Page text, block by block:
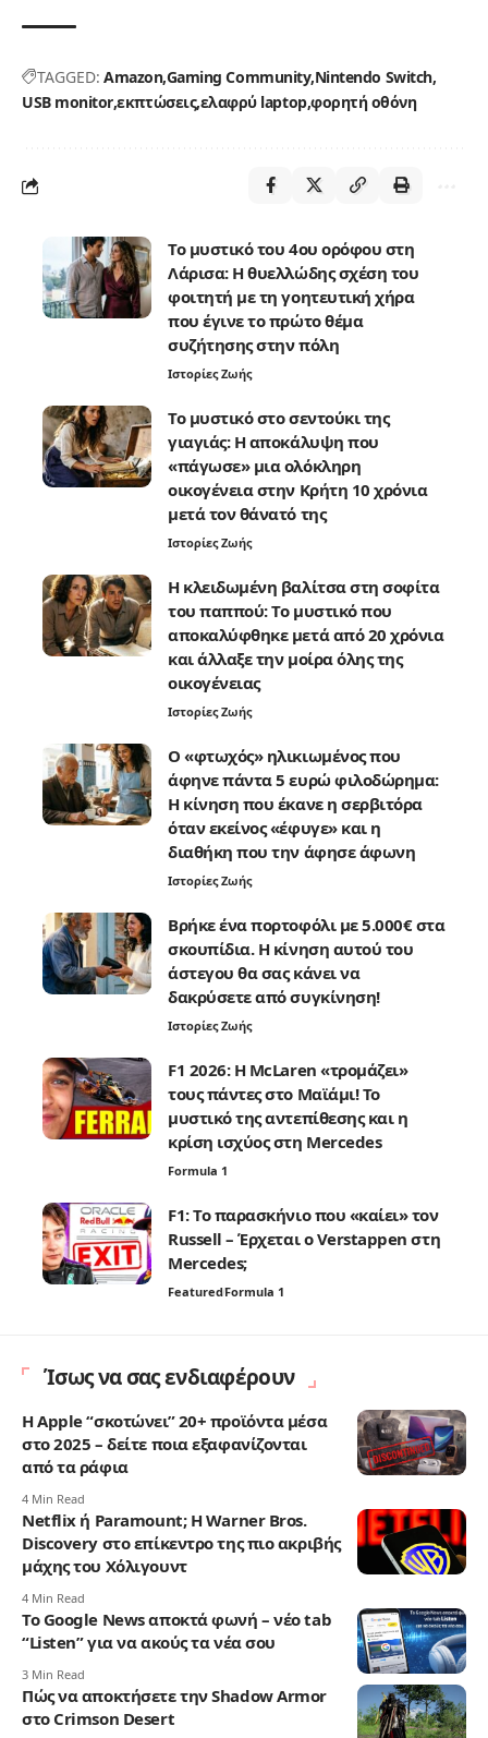
TAGGED: Amazon Gaming Community Nintendo Switch
USB monitorεκπτώσεις ελαφρύ laptopφορητή οθόνη
Το μυστικό του 4ου ορόφου στη
Λάρισα: Η θυελλώδης σχέση του
φοιτητή με τη γοητευτική χήρα
που έγινε το πρώτο θέμα
συζήτησης στην πόλη
Ιστορίες Ζωής
Το μυστικό στο σεντούκι της
γιαγιάς: Η αποκάλυψη που
«πάγωσε» μια ολόκληρη
οικογένεια στην Κρήτη 10 χρόνια
μετά τον θάνατό της
Ιστορίες Ζωής
Η κλειδωμένη βαλίτσα στη σοφίτα
του παππού: Το μυστικό που
αποκαλύφθηκε μετά από 20 χρόνια
και άλλαξε την μοίρα όλης της
οικογένειας
Ιστορίες Ζωής
Ο «φτωχός» ηλικιωμένος που
άφηνε πάντα 5 ευρώ φιλοδώρημα:
Η κίνηση που έκανε η σερβιτόρα
όταν εκείνος «έφυγε» και η
διαθήκη που την άφησε άφωνη
Ιστορίες Ζωής
Βρήκε ένα πορτοφόλι με 5.000€ στα
σκουπίδια. Η κίνηση αυτού του
άστεγου θα σας κάνει να
δακρύσετε από συγκίνηση!
Ιστορίες Ζωής
F1 2026: Η McLaren «τρομάζει»
τους πάντες στο Μαϊάμι! Το
μυστικό της αντεπίθεσης και η
κρίση ισχύος στη Mercedes
Formula 1
F1: Το παρασκήνιο που «καίει» τον
Russell – Έρχεται ο Verstappen στη
Mercedes;
FeaturedFormula 1
Ίσως να σας ενδιαφέρουν
Η Apple “σκοτώνει” 20+ προϊόντα μέσα
στο 2025 – δείτε ποια εξαφανίζονται
από τα ράφια
4 Min Read
Netflix ή Paramount; Η Warner Bros.
Discovery στο επίκεντρο της πιο ακριβής
μάχης του Χόλιγουντ
4 Min Read
Το Google News αποκτά φωνή – νέο tab
“Listen” για να ακούς τα νέα σου
3 Min Read
Πώς να αποκτήσετε την Shadow Armor
στο Crimson Desert